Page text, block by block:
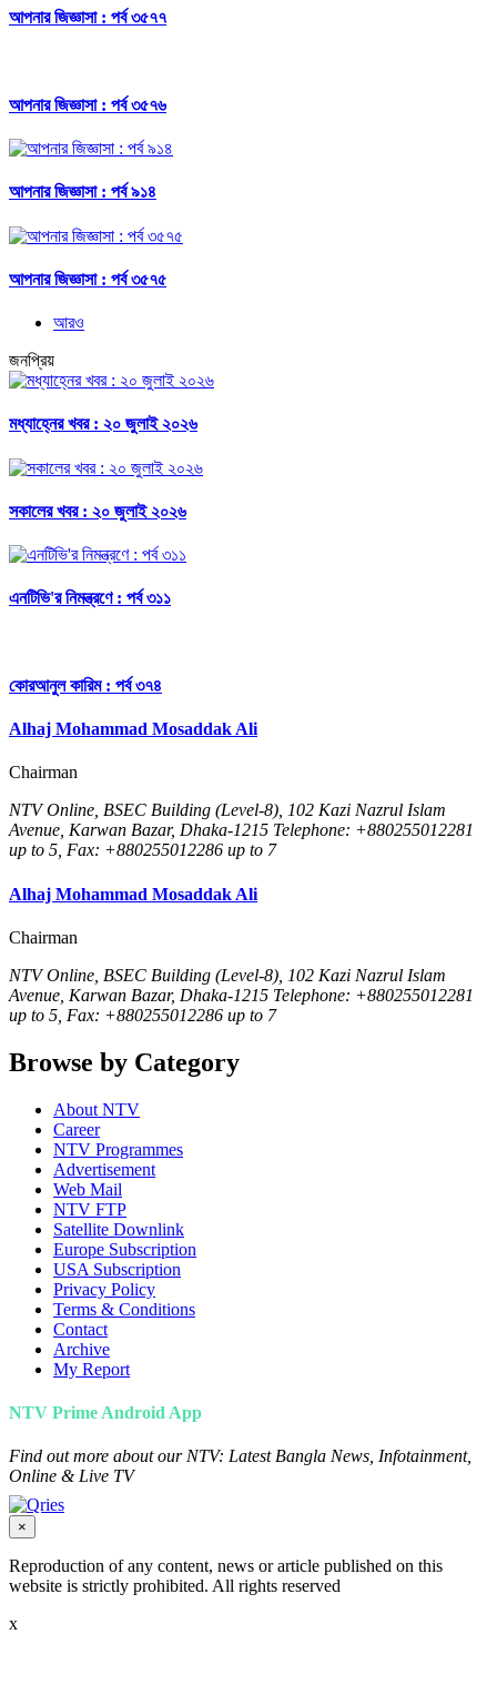
আপনার জিজ্ঞাসা : পর্ব ৩৫৭৭
আপনার জিজ্ঞাসা : পর্ব ৩৫৭৬
আপনার জিজ্ঞাসা : পর্ব ৯১৪
আপনার জিজ্ঞাসা : পর্ব ৩৫৭৫
আরও
জনপ্রিয়
মধ্যাহ্নের খবর : ২০ জুলাই ২০২৬
সকালের খবর : ২০ জুলাই ২০২৬
এনটিভি'র নিমন্ত্রণে : পর্ব ৩১১
কোরআনুল কারিম : পর্ব ৩৭৪
Alhaj Mohammad Mosaddak Ali
Chairman
NTV Online, BSEC Building (Level-8), 102 Kazi Nazrul Islam
Avenue, Karwan Bazar, Dhaka-1215 Telephone: +880255012281
up to 5, Fax: +880255012286 up to 7
Alhaj Mohammad Mosaddak Ali
Chairman
NTV Online, BSEC Building (Level-8), 102 Kazi Nazrul Islam
Avenue, Karwan Bazar, Dhaka-1215 Telephone: +880255012281
up to 5, Fax: +880255012286 up to 7
Browse by Category
About NTV
Career
NTV Programmes
Advertisement
Web Mail
NTV FTP
Satellite Downlink
Europe Subscription
USA Subscription
Privacy Policy
Terms & Conditions
Contact
Archive
My Report
NTV Prime Android App
Find out more about our NTV: Latest Bangla News, Infotainment,
Online & Live TV
×
Reproduction of any content, news or article published on this
website is strictly prohibited. All rights reserved
x